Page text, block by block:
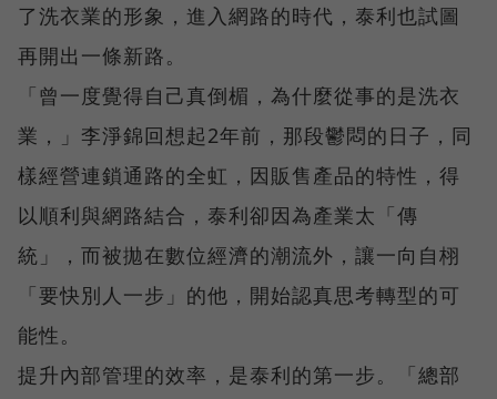
了洗衣業的形象，進入網路的時代，泰利也試圖
再開出一條新路。
「曾一度覺得自己真倒楣，為什麼從事的是洗衣
業，」李淨錦回想起2年前，那段鬱悶的日子，同
樣經營連鎖通路的全虹，因販售產品的特性，得
以順利與網路結合，泰利卻因為產業太「傳
統」，而被拋在數位經濟的潮流外，讓一向自栩
「要快別人一步」的他，開始認真思考轉型的可
能性。
提升內部管理的效率，是泰利的第一步。「總部